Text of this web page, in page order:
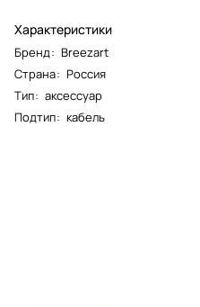
Характеристики
Бренд: Breezart
Страна: Россия
Тип: аксессуар
Подтип: кабель